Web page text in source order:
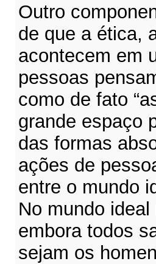
Outro
de que a ética,
acontecem em
pessoas
como de fato
grande espaço
das formas
ações de
entre o mundo
No mundo
embora todos
sejam os